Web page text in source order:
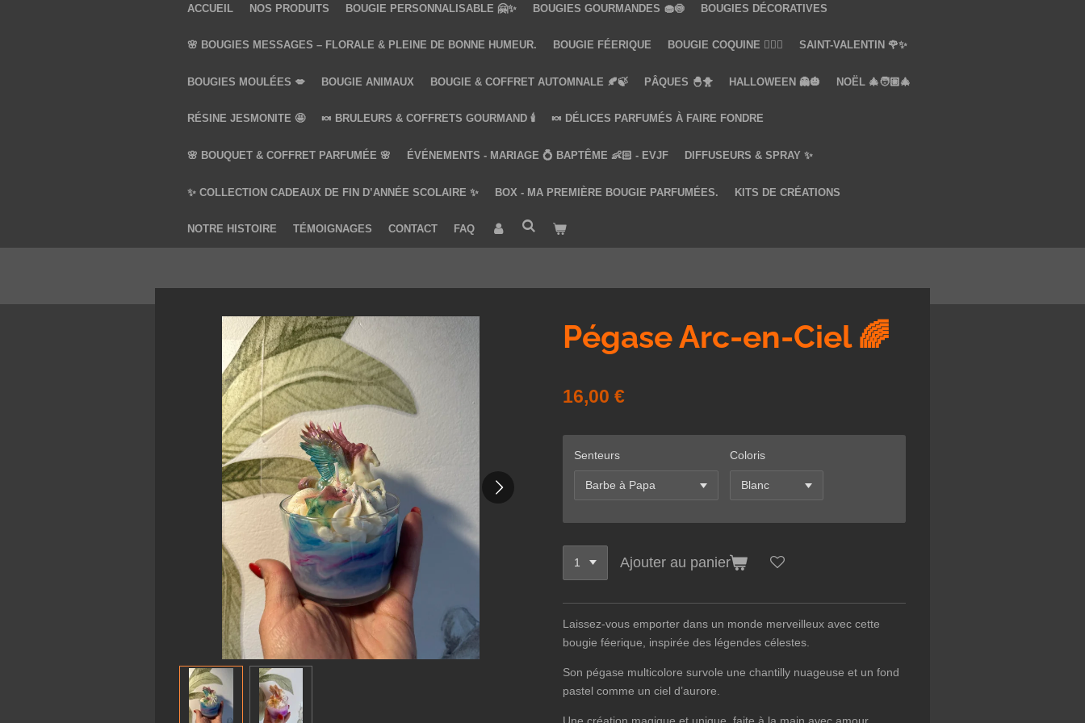
ACCUEIL NOS PRODUITS BOUGIE PERSONNALISABLE 🤗✨ BOUGIES GOURMANDES 🧁🍥 BOUGIES DÉCORATIVES
🌸 BOUGIES MESSAGES – FLORALE & PLEINE DE BONNE HUMEUR. BOUGIE FÉERIQUE BOUGIE COQUINE ❤️‍🔥🔞 SAINT-VALENTIN 🌹✨
BOUGIES MOULÉES 💋 BOUGIE ANIMAUX BOUGIE & COFFRET AUTOMNALE 🍂🍃 PÂQUES 🐣🐥 HALLOWEEN 👻🎃 NOËL 🎄🧑🏼‍🎄
RÉSINE JESMONITE 🤩 🍬 BRULEURS & COFFRETS GOURMAND 🕯️ 🍬 DÉLICES PARFUMÉS À FAIRE FONDRE
🌸 BOUQUET & COFFRET PARFUMÉE 🌸 ÉVÉNEMENTS - MARIAGE 💍 BAPTÊME 👶🏻 - EVJF DIFFUSEURS & SPRAY ✨
✨ COLLECTION CADEAUX DE FIN D’ANNÉE SCOLAIRE ✨ BOX - MA PREMIÈRE BOUGIE PARFUMÉES. KITS DE CRÉATIONS
NOTRE HISTOIRE TÉMOIGNAGES CONTACT FAQ
Pégase Arc-en-Ciel 🌈
16,00 €
Senteurs Coloris
Ajouter au panier
Laissez-vous emporter dans un monde merveilleux avec cette
bougie féerique, inspirée des légendes célestes.
Son pégase multicolore survole une chantilly nuageuse et un fond
pastel comme un ciel d’aurore.